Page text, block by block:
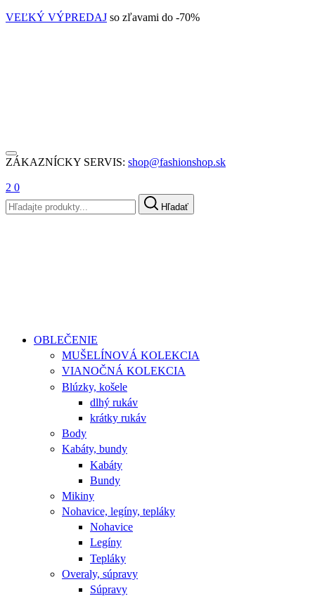
VEĽKÝ VÝPREDAJ so zľavami do -70%
ZÁKAZNÍCKY SERVIS: shop@fashionshop.sk
2 0
Hľadať
OBLEČENIE
MUŠELÍNOVÁ KOLEKCIA
VIANOČNÁ KOLEKCIA
Blúzky, košele
dlhý rukáv
krátky rukáv
Body
Kabáty, bundy
Kabáty
Bundy
Mikiny
Nohavice, legíny, tepláky
Nohavice
Legíny
Tepláky
Overaly, súpravy
Súpravy